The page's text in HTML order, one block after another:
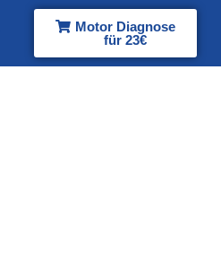
Motor Diagnose
für 23€